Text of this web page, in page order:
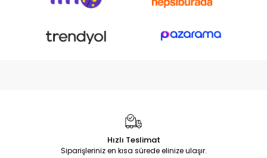
Hızlı Teslimat
Siparişleriniz en kısa sürede elinize ulaşır.